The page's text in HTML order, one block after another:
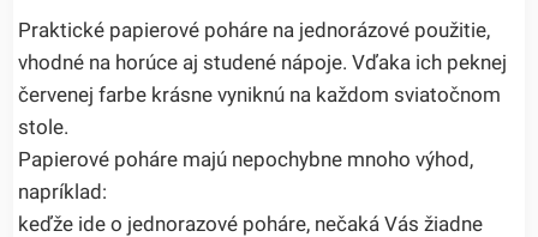
Praktické papierové poháre na jednorázové použitie,
vhodné na horúce aj studené nápoje. Vďaka ich peknej
červenej farbe krásne vyniknú na každom sviatočnom
stole.
Papierové poháre majú nepochybne mnoho výhod,
napríklad:
keďže ide o jednorazové poháre, nečaká Vás žiadne